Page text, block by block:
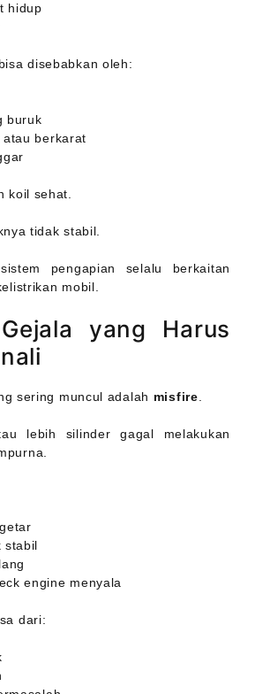
hidup
disebabkan oleh:
buruk
atau berkarat
koil sehat.
tidak stabil.
pengapian selalu berkaitan
mobil.
yang Harus
sering muncul adalah misfire.
lebih silinder gagal melakukan
stabil
engine menyala
dari: